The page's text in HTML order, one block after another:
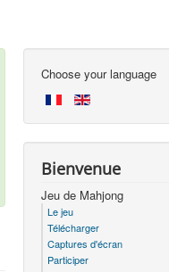
Choose your language
Bienvenue
Jeu de Mahjong
Le jeu
Télécharger
Captures d'écran
Participer